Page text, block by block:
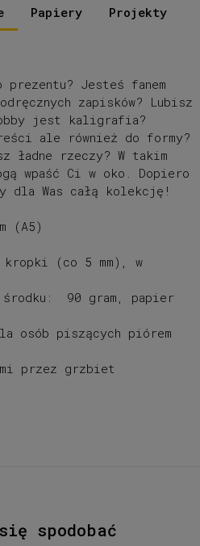
Papiery Projekty
prezentu? Jesteś fanem
zapisków? Lubisz
jest kaligrafia?
ale również do formy?
ładne rzeczy? W takim
wpaść Ci w oko. Dopiero
dla Was całą kolekcję!
(A5)
(co 5 mm), w
środku: 90 gram, papier
osób piszących piórem
przez grzbiet
spodobać